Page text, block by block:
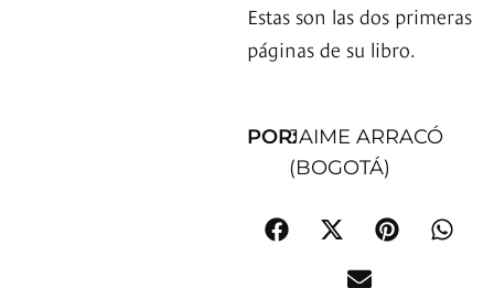
Estas son las dos primeras
páginas de su libro.
POR:JAIME ARRACÓ
(BOGOTÁ)